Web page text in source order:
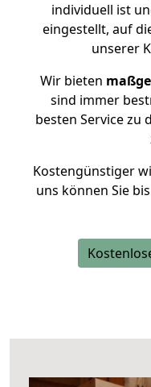
individuell ist
eingestellt, auf
unserer
Wir bieten
sind immer
besten Service zu
Kostengünstiger
uns können Sie